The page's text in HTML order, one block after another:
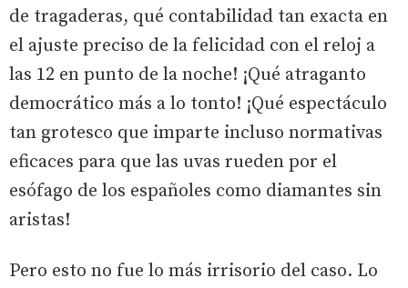
de tragaderas, qué contabilidad tan exacta en
el ajuste preciso de la felicidad con el reloj a
las 12 en punto de la noche! ¡Qué atraganto
democrático más a lo tonto! ¡Qué espectáculo
tan grotesco que imparte incluso normativas
eficaces para que las uvas rueden por el
esófago de los españoles como diamantes sin
aristas!
Pero esto no fue lo más irrisorio del caso. Lo